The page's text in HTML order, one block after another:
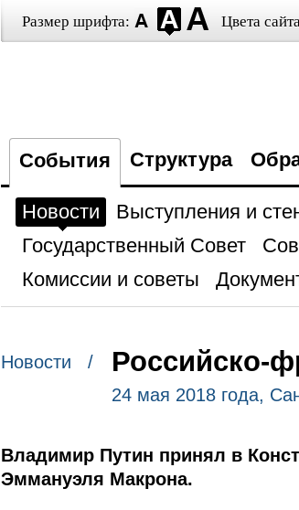
Размер шрифта: Цвета
События Структура
Новости Выступления и
Государственный Совет
Комиссии и советы
Новости / Российско-
24 мая 2018 года,
Владимир Путин принял в
Эммануэля Макрона.